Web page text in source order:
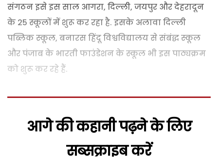
संगठन इसे इस साल आगरा, दिल्ली, जयपुर और देहरादून
के 25 स्कूलों में शुरू कर रहा है. इसके अलावा दिल्ली
पब्लिक स्कूल, बनारस हिंदू विश्वविद्यालय से संबंद्ध स्कूल
और पंजाब के भारती फाउंडेशन के स्कूल भी इस पाठ्यक्रम
को शुरू कर रहे हैं.
आगे की कहानी पढ़ने के लिए
सब्सक्राइब करें